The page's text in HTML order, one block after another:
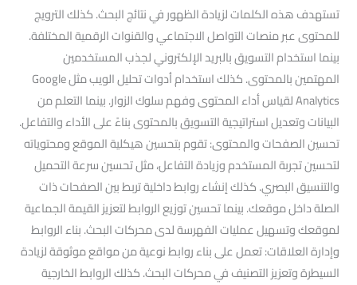
تستهدف هذه الكلمات لزيادة الظهور في نتائج البحث. كذلك الترويج
للمحتوى عبر منصات التواصل الاجتماعي والقنوات الرقمية المختلفة.
بينما استخدام التسويق بالبريد الإلكتروني لجذب المستخدمين
المهتمين بالمحتوى. كذلك استخدام أدوات تحليل الويب مثل Google
Analytics لقياس أداء المحتوى وفهم سلوك الزوار. بينما التعلم من
البيانات وتعديل استراتيجية التسويق بالمحتوى بناءً على الأداء والتفاعل.
تحسين الصفحات والمحتوى: تقوم بتحسين هيكلية الموقع ومحتوياته
لتحسين تجربة المستخدم وزيادة التفاعل، مثل تحسين سرعة التحميل
والتنسيق البصري. كذلك إنشاء روابط داخلية تربط بين الصفحات ذات
الصلة داخل موقعك. بينما تحسين توزيع الروابط لتعزيز القيمة الجماعية
لموقعك وتسهيل عمليات الفهرسة لدى محركات البحث. بناء الروابط
وإدارة العلاقات: تعمل على بناء روابط نوعية من مواقع موثوقة لزيادة
السيطرة وتعزيز التصنيف في محركات البحث. كذلك الروابط الخارجية